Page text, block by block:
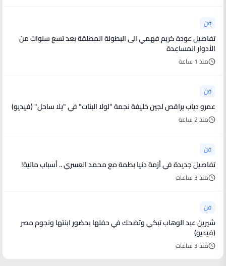
فن
تفاصيل عودة كريم فهمي الى البطولة المطلقة بعد تسع سنوات من
الأدوار المساعِدة
منذ 1 ساعة
فن
عمرو دياب يراقص لجين خليفة نجمة "لولا البنات" في "يلا ساحل" (فيديو)
منذ 2 ساعة
فن
تفاصيل جديدة في أزمة دنيا بطمة مع محمد العسري .. أسباب مالية!
منذ 3 ساعات
فن
شيرين عبد الوهاب تبكي وتضحك في حفلها بحضور ابنتها ونجوم مصر
(فيديو)
منذ 3 ساعات